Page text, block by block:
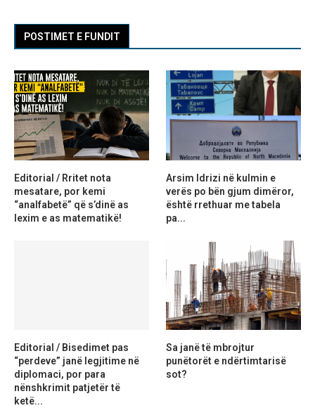
POSTIMET E FUNDIT
Editorial / Rritet nota
mesatare, por kemi
“analfabetë” që s’dinë as
lexim e as matematikë!
Arsim Idrizi në kulmin e
verës po bën gjum dimëror,
është rrethuar me tabela
pa...
Editorial / Bisedimet pas
“perdeve” janë legjitime në
diplomaci, por para
nënshkrimit patjetër të
ketë...
Sa janë të mbrojtur
punëtorët e ndërtimtarisë
sot?